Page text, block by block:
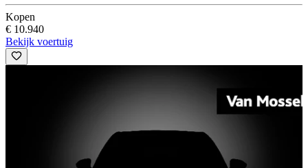
Kopen
€ 10.940
Bekijk voertuig